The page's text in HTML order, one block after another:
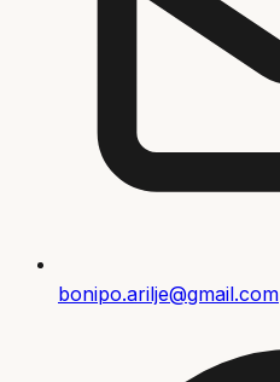
bonipo.arilje@gmail.com